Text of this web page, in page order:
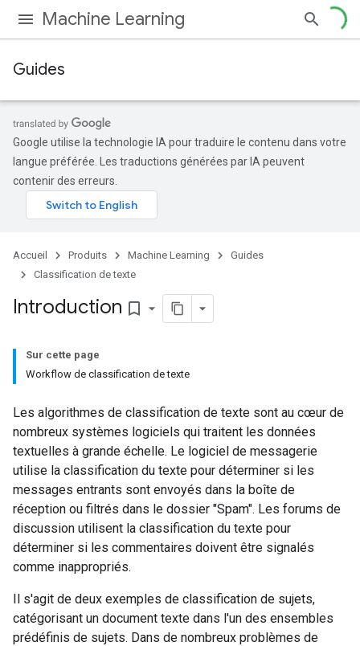
Machine Learning
Guides
Google utilise la technologie IA pour traduire le contenu dans votre
langue préférée. Les traductions générées par IA peuvent
contenir des erreurs.
Accueil Produits Machine Learning
Guides
Classification de texte
Introduction bookmark_border
Sur cette page
Workflow de classification de texte
Les algorithmes de classification de texte sont au cœur de
nombreux systèmes logiciels qui traitent les données
textuelles à grande échelle. Le logiciel de messagerie
utilise la classification du texte pour déterminer si les
messages entrants sont envoyés dans la boîte de
réception ou filtrés dans le dossier "Spam". Les forums de
discussion utilisent la classification du texte pour
déterminer si les commentaires doivent être signalés
comme inappropriés.
Il s'agit de deux exemples de classification de sujets,
catégorisant un document texte dans l'un des ensembles
prédéfinis de sujets. Dans de nombreux problèmes de